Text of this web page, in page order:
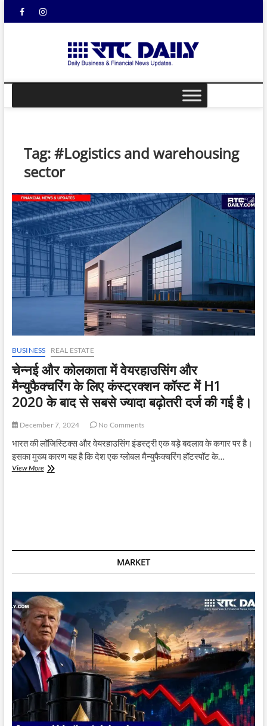
FacebookInstagram
DAILY
Tag:#Logistics and warehousing
sector
BUSINESS REAL ESTATE
चेन्नई और कोलकाता में वेयरहाउसिंग और
मैन्युफैक्चरिंग के लिए कंस्ट्रक्शन कॉस्ट में H1
2020 के बाद से सबसे ज्यादा बढ़ोतरी दर्ज की गई है।
December 7, 2024 No Comments
भारत की लॉजिस्टिक्स और वेयरहाउसिंग इंडस्ट्री एक बड़े बदलाव के कगार पर है।
इसका मुख्य कारण यह है कि देश एक ग्लोबल मैन्युफैक्चरिंग हॉटस्पॉट के…
View Moreचेन्नई
लिए
कॉस्ट
H1
2020
के
बाद
से
सबसे
ज्यादा
बढ़ोतरी
दर्ज
की
गई
MARKET